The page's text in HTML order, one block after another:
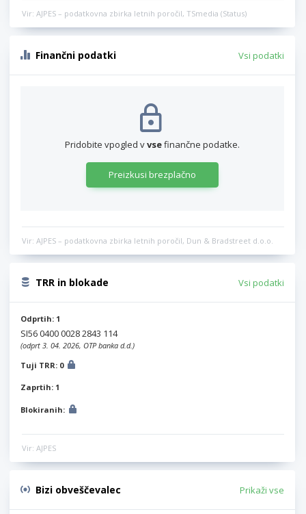
Vir: AJPES – podatkovna zbirka letnih poročil, TSmedia (Status)
Finančni podatki Vsi podatki
Pridobite vpogled vvsefinančne podatke.
Preizkusi brezplačno
Vir: AJPES – podatkovna zbirka letnih poročil, Dun & Bradstreet d.o.o.
TRR in blokade Vsi podatki
Odprtih: 1
SI56 0400 0028 2843 114
(odprt 3. 04. 2026, OTP banka d.d.)
Tuji TRR: 0
Zaprtih: 1
Blokiranih:
Vir: AJPES
Bizi obveščevalec Prikaži vse